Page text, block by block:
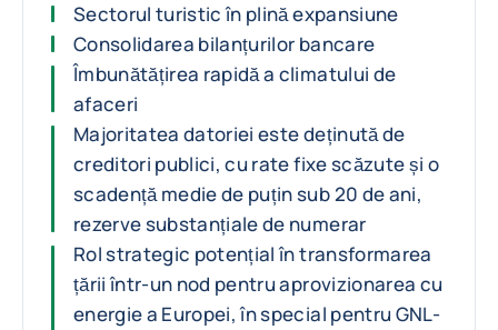
Sectorul turistic în plină expansiune
Consolidarea bilanțurilor bancare
Îmbunătățirea rapidă a climatului de
afaceri
Majoritatea datoriei este deținută de
creditori publici, cu rate fixe scăzute și o
scadență medie de puțin sub 20 de ani,
rezerve substanțiale de numerar
Rol strategic potențial în transformarea
țării într-un nod pentru aprovizionarea cu
energie a Europei, în special pentru GNL-